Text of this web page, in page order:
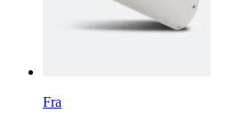
Fra